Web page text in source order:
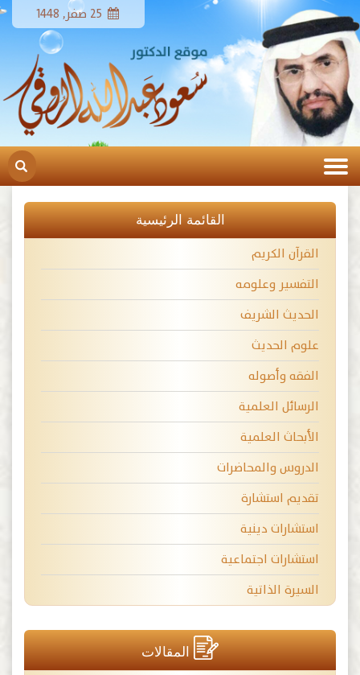
القائمة الرئيسية
القرآن الكريم
التفسير وعلومه
الحديث الشريف
علوم الحديث
الفقه وأصوله
الرسائل العلمية
الأبحاث العلمية
الدروس والمحاضرات
تقديم استشارة
استشارات دينية
استشارات اجتماعية
السيرة الذاتية
المقالات